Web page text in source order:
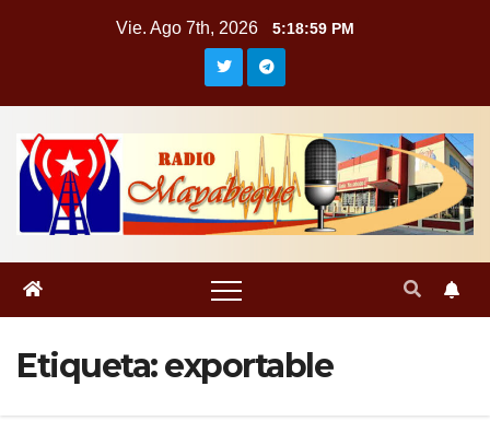
Vie. Ago 7th, 2026 5:19:00 PM
Etiqueta:exportable